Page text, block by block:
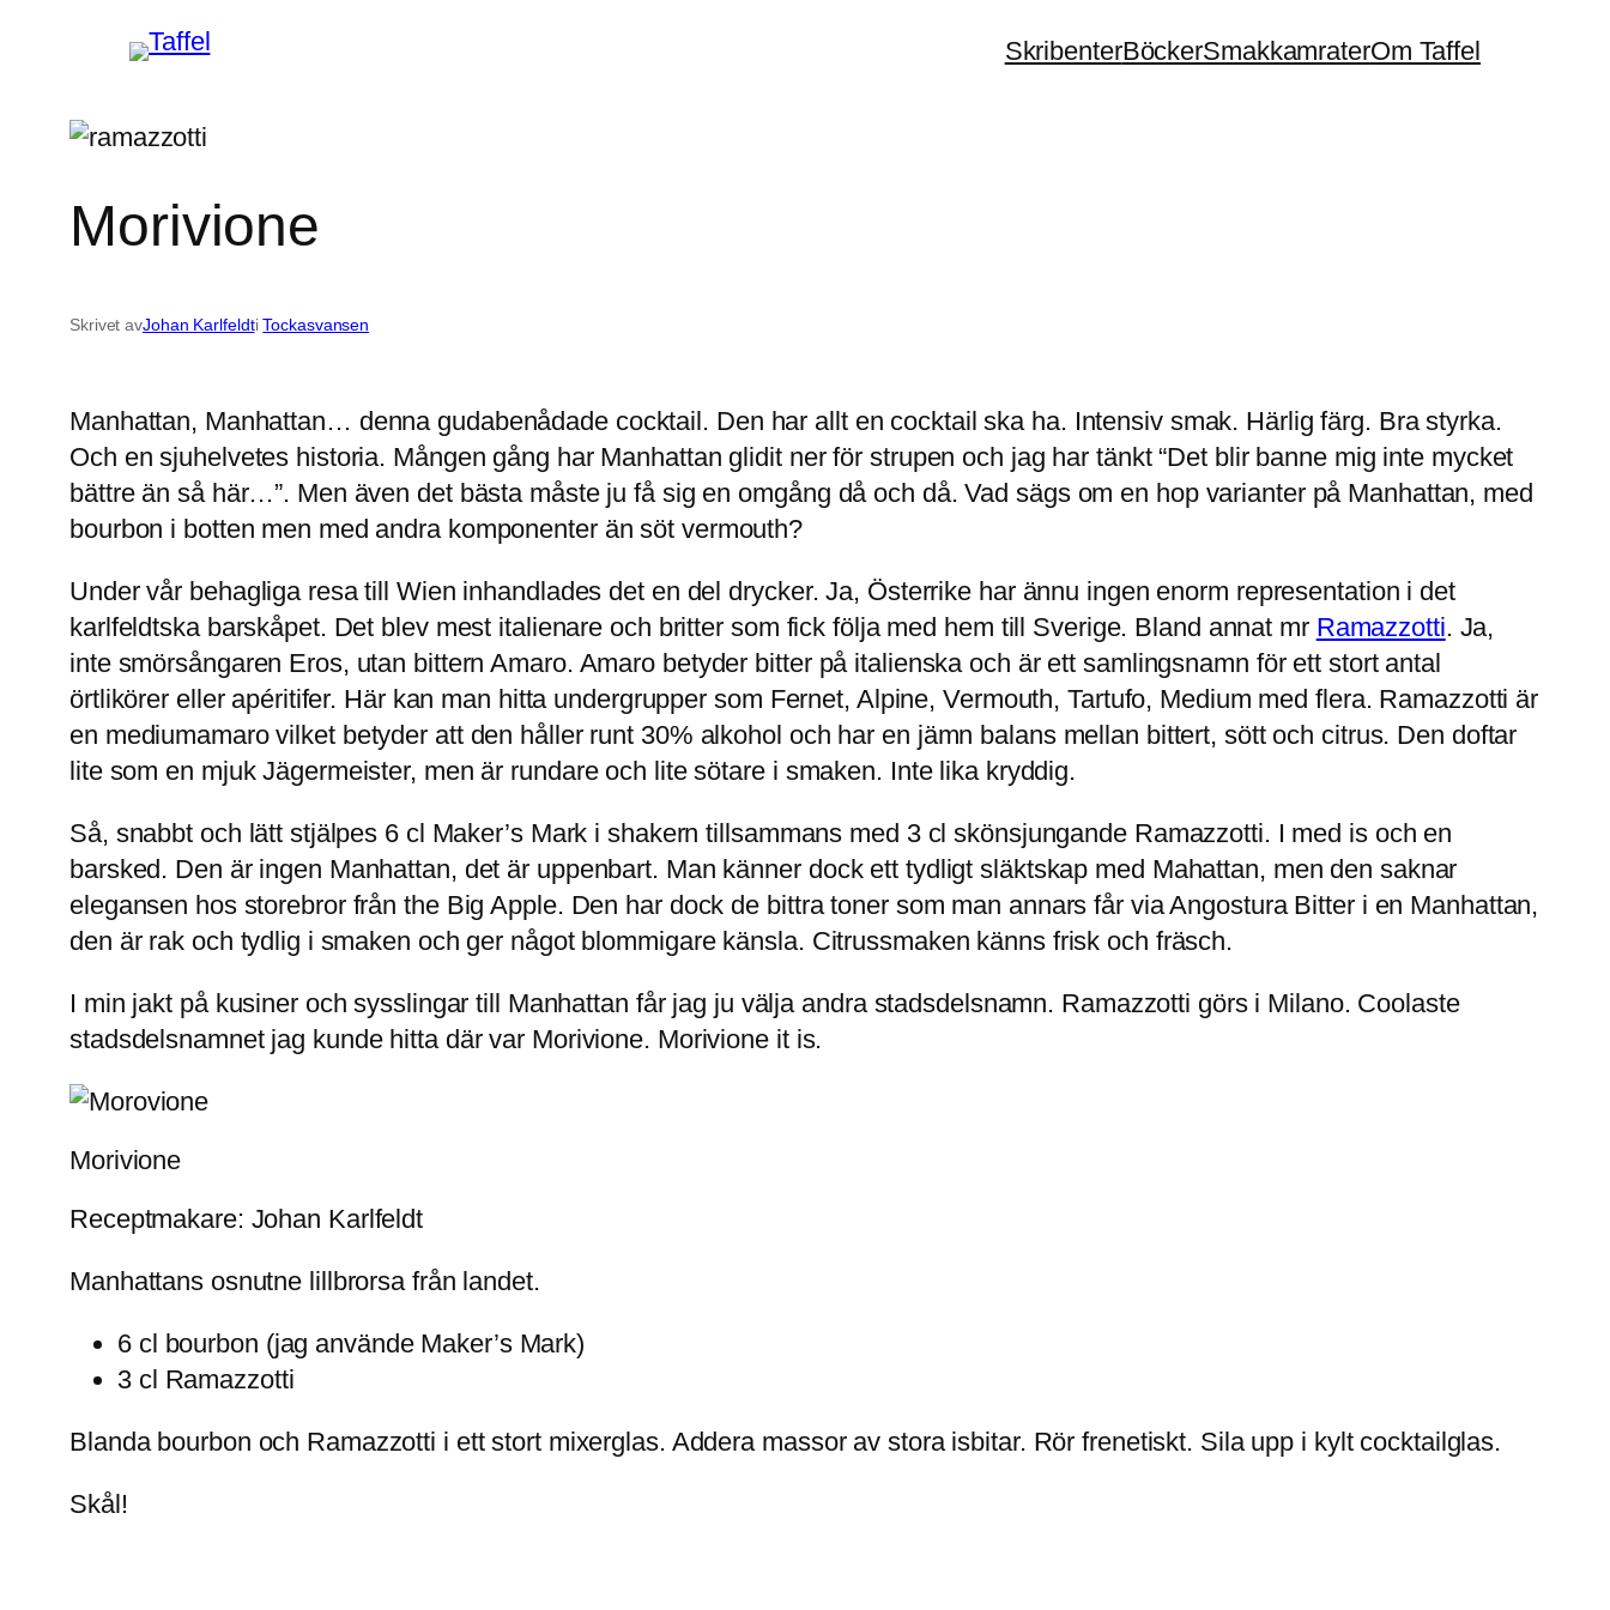
SkribenterBöckerSmakkamraterOm Taffel
Morivione
Skrivet avJohan KarlfeldtiTockasvansen
Manhattan, Manhattan… denna gudabenådade cocktail. Den har allt en cocktail ska ha. Intensiv smak. Härlig färg. Bra styrka.
Och en sjuhelvetes historia. Mången gång har Manhattan glidit ner för strupen och jag har tänkt “Det blir banne mig inte mycket
bättre än så här…”. Men även det bästa måste ju få sig en omgång då och då. Vad sägs om en hop varianter på Manhattan, med
bourbon i botten men med andra komponenter än söt vermouth?
Under vår behagliga resa till Wien inhandlades det en del drycker. Ja, Österrike har ännu ingen enorm representation i det
karlfeldtska barskåpet. Det blev mest italienare och britter som fick följa med hem till Sverige. Bland annat mr Ramazzotti. Ja,
inte smörsångaren Eros, utan bittern Amaro. Amaro betyder bitter på italienska och är ett samlingsnamn för ett stort antal
örtlikörer eller apéritifer. Här kan man hitta undergrupper som Fernet, Alpine, Vermouth, Tartufo, Medium med flera. Ramazzotti är
en mediumamaro vilket betyder att den håller runt 30% alkohol och har en jämn balans mellan bittert, sött och citrus. Den doftar
lite som en mjuk Jägermeister, men är rundare och lite sötare i smaken. Inte lika kryddig.
Så, snabbt och lätt stjälpes 6 cl Maker’s Mark i shakern tillsammans med 3 cl skönsjungande Ramazzotti. I med is och en
barsked. Den är ingen Manhattan, det är uppenbart. Man känner dock ett tydligt släktskap med Mahattan, men den saknar
elegansen hos storebror från the Big Apple. Den har dock de bittra toner som man annars får via Angostura Bitter i en Manhattan,
den är rak och tydlig i smaken och ger något blommigare känsla. Citrussmaken känns frisk och fräsch.
I min jakt på kusiner och sysslingar till Manhattan får jag ju välja andra stadsdelsnamn. Ramazzotti görs i Milano. Coolaste
stadsdelsnamnet jag kunde hitta där var Morivione. Morivione it is.
Morivione
Receptmakare: Johan Karlfeldt
Manhattans osnutne lillbrorsa från landet.
6 cl bourbon (jag använde Maker’s Mark)
3 cl Ramazzotti
Blanda bourbon och Ramazzotti i ett stort mixerglas. Addera massor av stora isbitar. Rör frenetiskt. Sila upp i kylt cocktailglas.
Skål!